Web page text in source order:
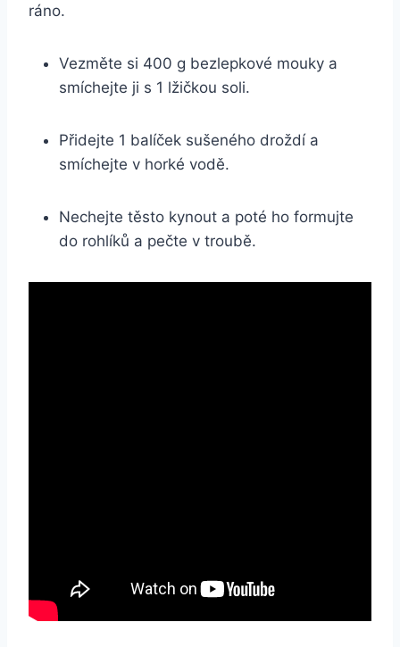
ráno.
Vezměte si 400 g bezlepkové mouky a
smíchejte ji s 1 lžičkou soli.
Přidejte 1 balíček sušeného droždí a
smíchejte v horké vodě.
Nechejte těsto kynout a poté ho formujte
do rohlíků a pečte v troubě.